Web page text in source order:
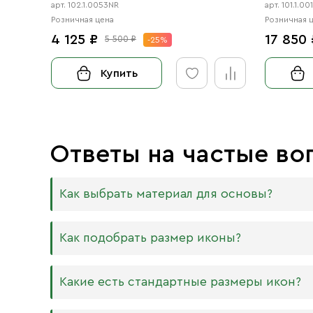
арт. 102.1.0053NR
Розничная цена
4 125 ₽ 5 500 ₽ -25%
Купить
арт.
Розничная
17 850
Ответы на частые
Как выбрать материал для основы?
Мы изготавливаем иконы на трёх разных видах
МДФ. Ламинированная древесно-
Как подобрать размер иконы?
Никаких строгих правил по тому, какого
Какие есть стандартные размеры икон?